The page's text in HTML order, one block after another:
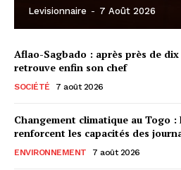
Levisionnaire - 7 Août 2026
Aflao-Sagbado : après près de
retrouve enfin son chef
SOCIÉTÉ 7 août 2026
Changement climatique au Togo :
renforcent les capacités des
ENVIRONNEMENT 7 août 2026